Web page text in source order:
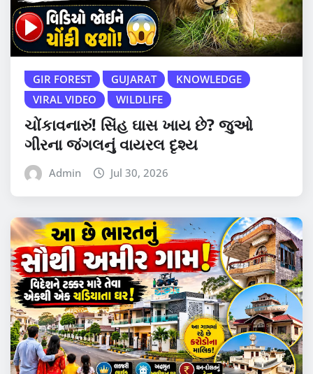
GIR FOREST GUJARAT
KNOWLEDGE
VIRAL VIDEO
WILDLIFE
ચોંકાવનારું! સિંહ ઘાસ ખાય છે? જુઓ
ગીરના જંગલનું વાયરલ દૃશ્ય
Admin Jul 30, 2026